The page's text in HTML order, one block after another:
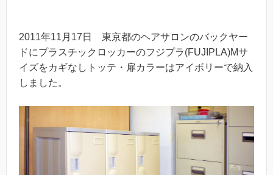
2011年11月17日 東京都のヘアサロンのバックヤー
ドにプラスチックロッカーのフジプラ(FUJIPLA)Mサ
イズをカギなしトッテ・扉カラーはアイボリーで納入
しました。